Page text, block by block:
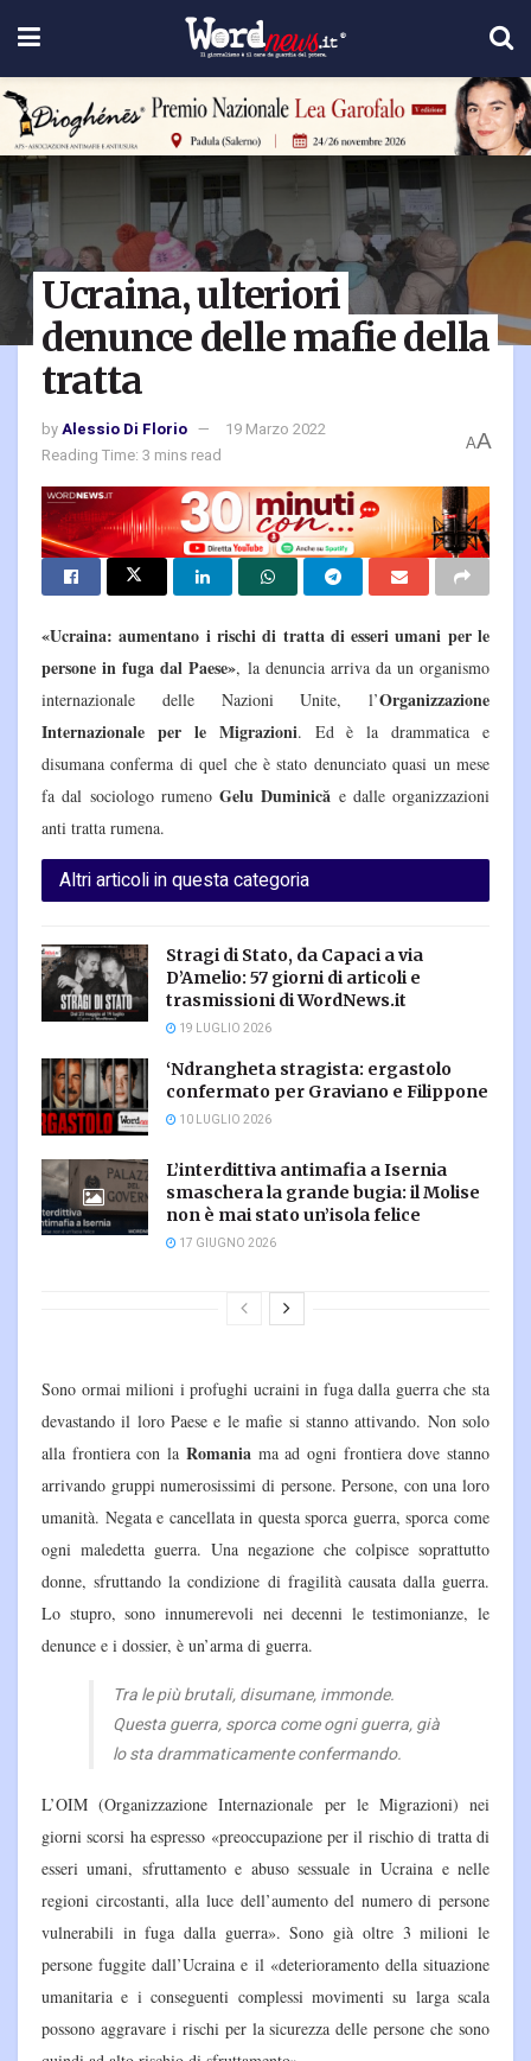
Ucraina, ulteriori
denunce delle mafie della
tratta
byAlessio Di Florio
19 Marzo 2022
Reading Time: 3 mins read
AA
«Ucraina: aumentano i rischi di tratta di esseri umani per le
persone in fuga dal Paese», la denuncia arriva da un organismo
internazionale delle Nazioni Unite, l’Organizzazione
Internazionale per le Migrazioni. Ed è la drammatica e
disumana conferma di quel che è stato denunciato quasi un mese
fa dal sociologo rumeno Gelu Duminică e dalle organizzazioni
anti tratta rumena.
Altri articoli in questa categoria
Stragi di Stato, da Capaci a via
D’Amelio: 57 giorni di articoli e
trasmissioni di WordNews.it
19 LUGLIO 2026
‘Ndrangheta stragista: ergastolo
confermato per Graviano e Filippone
10 LUGLIO 2026
L’interdittiva antimafia a Isernia
smaschera la grande bugia: il Molise
non è mai stato un’isola felice
17 GIUGNO 2026
Sono ormai milioni i profughi ucraini in fuga dalla guerra che sta
devastando il loro Paese e le mafie si stanno attivando. Non solo
alla frontiera con la Romania ma ad ogni frontiera dove stanno
arrivando gruppi numerosissimi di persone. Persone, con una loro
umanità. Negata e cancellata in questa sporca guerra, sporca come
ogni maledetta guerra. Una negazione che colpisce soprattutto
donne, sfruttando la condizione di fragilità causata dalla guerra.
Lo stupro, sono innumerevoli nei decenni le testimonianze, le
denunce e i dossier, è un’arma di guerra.
Tra le più brutali, disumane, immonde.
Questa guerra, sporca come ogni guerra, già
lo sta drammaticamente confermando.
L’OIM (Organizzazione Internazionale per le Migrazioni) nei
giorni scorsi ha espresso «preoccupazione per il rischio di tratta di
esseri umani, sfruttamento e abuso sessuale in Ucraina e nelle
regioni circostanti, alla luce dell’aumento del numero di persone
vulnerabili in fuga dalla guerra». Sono già oltre 3 milioni le
persone fuggite dall’Ucraina e il «deterioramento della situazione
umanitaria e i conseguenti complessi movimenti su larga scala
possono aggravare i rischi per la sicurezza delle persone che sono